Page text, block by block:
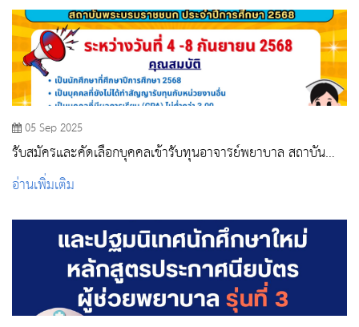
05 Sep 2025
รับสมัครและคัดเลือกบุคคลเข้ารับทุนอาจารย์พยาบาล สถาบัน
พระบรมราชชนก ประจำปีการศึกษา 2568
อ่านเพิ่มเติม